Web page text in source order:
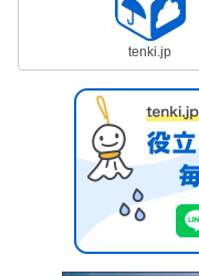
tenki.jp